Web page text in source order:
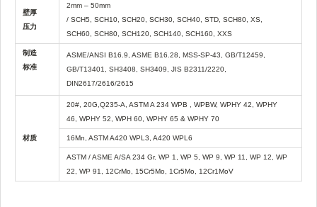
壁厚
压力
2mm – 50mm
/ SCH5, SCH10, SCH20, SCH30, SCH40, STD, SCH80, XS,
SCH60, SCH80, SCH120, SCH140, SCH160, XXS
制造
标准
ASME/ANSI B16.9, ASME B16.28, MSS-SP-43, GB/T12459,
GB/T13401, SH3408, SH3409, JIS B2311/2220,
DIN2617/2616/2615
材质
20#, 20G,Q235-A, ASTM A 234 WPB , WPBW, WPHY 42, WPHY
46, WPHY 52, WPH 60, WPHY 65 & WPHY 70
16Mn, ASTM A420 WPL3, A420 WPL6
ASTM / ASME A/SA 234 Gr. WP 1, WP 5, WP 9, WP 11, WP 12, WP
22, WP 91, 12CrMo, 15Cr5Mo, 1Cr5Mo, 12Cr1MoV